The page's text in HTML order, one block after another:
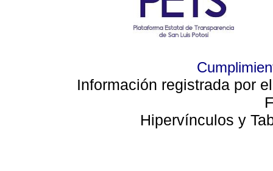
Información registrada por
Hipervínculos y